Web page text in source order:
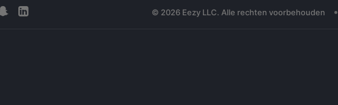
© 2026 Eezy LLC. Alle rechten voorbehouden •